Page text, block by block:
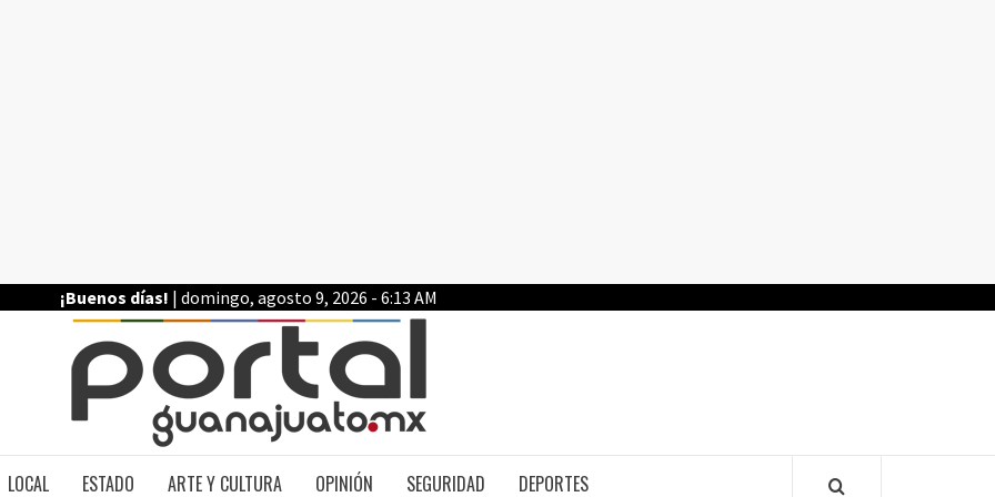
¡Buenos días! | domingo, agosto 9, 2026 - 6:13 AM
LOCAL ESTADO ARTE Y CULTURA OPINIÓN SEGURIDAD DEPORTES